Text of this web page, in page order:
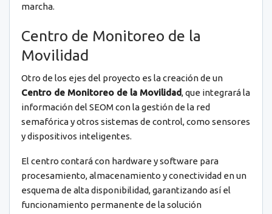
marcha.
Centro de Monitoreo de la
Movilidad
Otro de los ejes del proyecto es la creación de un
Centro de Monitoreo de la Movilidad, que integrará la
información del SEOM con la gestión de la red
semafórica y otros sistemas de control, como sensores
y dispositivos inteligentes.
El centro contará con hardware y software para
procesamiento, almacenamiento y conectividad en un
esquema de alta disponibilidad, garantizando así el
funcionamiento permanente de la solución